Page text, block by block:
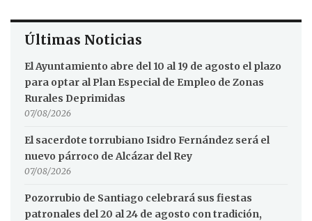
Últimas Noticias
El Ayuntamiento abre del 10 al 19 de agosto el plazo
para optar al Plan Especial de Empleo de Zonas
Rurales Deprimidas
07/08/2026
El sacerdote torrubiano Isidro Fernández será el
nuevo párroco de Alcázar del Rey
07/08/2026
Pozorrubio de Santiago celebrará sus fiestas
patronales del 20 al 24 de agosto con tradición,